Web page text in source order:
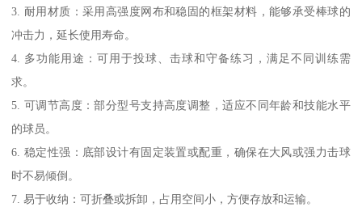
3. 耐用材质：采用高强度网布和稳固的框架材料，能够承受棒球的
冲击力，延长使用寿命。
4. 多功能用途：可用于投球、击球和守备练习，满足不同训练需
求。
5. 可调节高度：部分型号支持高度调整，适应不同年龄和技能水平
的球员。
6. 稳定性强：底部设计有固定装置或配重，确保在大风或强力击球
时不易倾倒。
7. 易于收纳：可折叠或拆卸，占用空间小，方便存放和运输。